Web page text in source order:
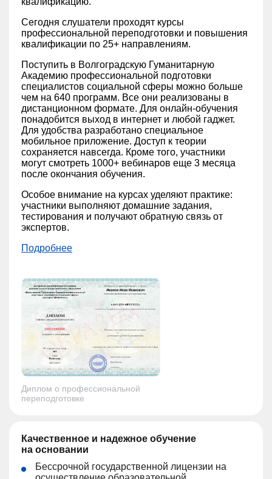
Сегодня слушатели проходят курсы
профессиональной переподготовки и повышения
квалификации по 25+ направлениям.
Поступить в Волгоградскую Гуманитарную
Академию профессиональной подготовки
специалистов социальной сферы можно больше
чем на 640 программ. Все они реализованы в
дистанционном формате. Для онлайн-обучения
понадобится выход в интернет и любой гаджет.
Для удобства разработано специальное
мобильное приложение. Доступ к теории
сохраняется навсегда. Кроме того, участники
могут смотреть 1000+ вебинаров еще 3 месяца
после окончания обучения.
Особое внимание на курсах уделяют практике:
участники выполняют домашние задания,
тестирования и получают обратную связь от
экспертов.
Подробнее
Диплом о профессиональной
переподготовке
Качественное и надежное обучение
на основании
Бессрочной государственной лицензии на